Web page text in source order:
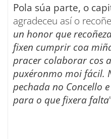
Pola súa parte, o
agradeceu así o
un honor que
fixen cumprir coa
pracer colaborar cos
puxéronmo moi fácil.
pechada no Concello
para o que fixera falta